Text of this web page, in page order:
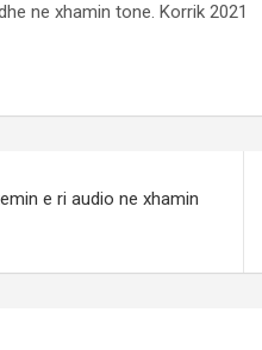
ne xhamin tone. Korrik 2021
e ri audio ne xhamin